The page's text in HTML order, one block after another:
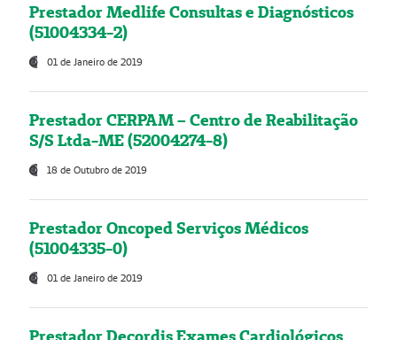
Prestador Medlife Consultas e Diagnósticos
(51004334-2)
01 de Janeiro de 2019
Prestador CERPAM – Centro de Reabilitação
S/S Ltda-ME (52004274-8)
18 de Outubro de 2019
Prestador Oncoped Serviços Médicos
(51004335-0)
01 de Janeiro de 2019
Prestador Decordis Exames Cardiológicos